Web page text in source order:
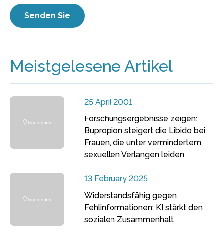
Meistgelesene Artikel
25 April 2001
Forschungsergebnisse zeigen:
Bupropion steigert die Libido bei
Frauen, die unter vermindertem
sexuellen Verlangen leiden
13 February 2025
Widerstandsfähig gegen
Fehlinformationen: KI stärkt den
sozialen Zusammenhalt